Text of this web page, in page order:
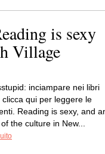
is sexy
Village
inciampare nei libri
qui per leggere le
Reading is sexy, and
the culture in New...